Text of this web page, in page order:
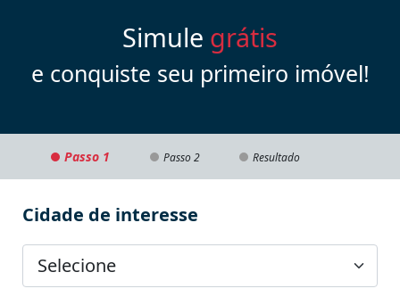
Simule grátis
e conquiste seu primeiro imóvel!
Passo 1 Passo 2 Resultado
Cidade de interesse